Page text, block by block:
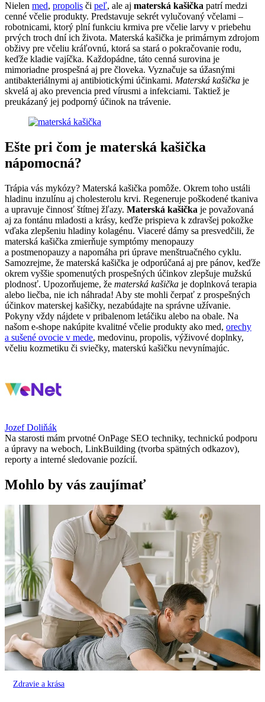
Nielen med, propolis či peľ, ale aj materská kašička patrí medzi
cenné včelie produkty. Predstavuje sekrét vylučovaný včelami –
robotnicami, ktorý plní funkciu krmiva pre včelie larvy v priebehu
prvých troch dní ich života. Materská kašička je primárnym zdrojom
obživy pre včeliu kráľovnú, ktorá sa stará o pokračovanie rodu,
keďže kladie vajíčka. Každopádne, táto cenná surovina je
mimoriadne prospešná aj pre človeka. Vyznačuje sa úžasnými
antibakteriálnymi aj antibiotickými účinkami. Materská kašička je
skvelá aj ako prevencia pred vírusmi a infekciami. Taktiež je
preukázaný jej podporný účinok na trávenie.
Ešte pri čom je materská kašička
nápomocná?
Trápia vás mykózy? Materská kašička pomôže. Okrem toho ustáli
hladinu inzulínu aj cholesterolu krvi. Regeneruje poškodené tkaniva
a upravuje činnosť štítnej žľazy. Materská kašička je považovaná
aj za fontánu mladosti a krásy, keďže prispieva k zdravšej pokožke
vďaka zlepšeniu hladiny kolagénu. Viaceré dámy sa presvedčili, že
materská kašička zmierňuje symptómy menopauzy
a postmenopauzy a napomáha pri úprave menštruačného cyklu.
Samozrejme, že materská kašička je odporúčaná aj pre pánov, keďže
okrem vyššie spomenutých prospešných účinkov zlepšuje mužskú
plodnosť. Upozorňujeme, že materská kašička je doplnková terapia
alebo liečba, nie ich náhrada! Aby ste mohli čerpať z prospešných
účinkov materskej kašičky, nezabúdajte na správne užívanie.
Pokyny vždy nájdete v pribalenom letáčiku alebo na obale. Na
našom e-shope nakúpite kvalitné včelie produkty ako med, orechy
a sušené ovocie v mede, medovinu, propolis, výživové doplnky,
včeliu kozmetiku či sviečky, materskú kašičku nevynímajúc.
Jozef Doliňák
Na starosti mám prvotné OnPage SEO techniky, technickú podporu
a úpravy na weboch, LinkBuilding (tvorba spätných odkazov),
reporty a interné sledovanie pozícií.
Mohlo by vás zaujímať
Zdravie a krása